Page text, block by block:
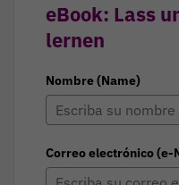
eBook: Lass
lernen
Nombre (Name)
Correo electrónico (e-